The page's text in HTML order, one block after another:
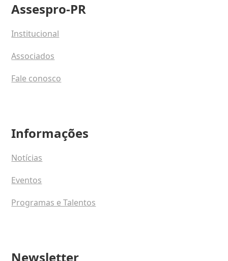
Assespro-PR
Institucional
Associados
Fale conosco
Informações
Notícias
Eventos
Programas e Talentos
Newsletter